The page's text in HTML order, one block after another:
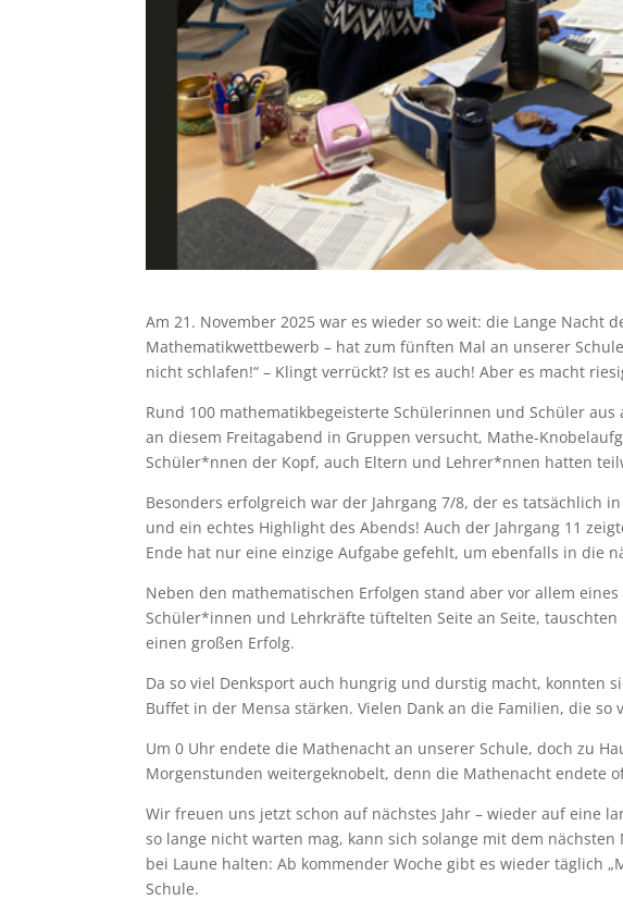
Am 21. November 2025 war es wieder so weit: die Lange Nacht
Mathematikwettbewerb – hat zum fünften Mal an unserer
nicht schlafen!“ – Klingt verrückt? Ist es auch! Aber es macht
Rund 100 mathematikbegeisterte Schülerinnen und Schüler
an diesem Freitagabend in Gruppen versucht, Mathe-
Schüler*nnen der Kopf, auch Eltern und Lehrer*nnen hatten
Besonders erfolgreich war der Jahrgang 7/8, der es tatsächlich
und ein echtes Highlight des Abends! Auch der Jahrgang 11
Ende hat nur eine einzige Aufgabe gefehlt, um ebenfalls in die
Neben den mathematischen Erfolgen stand aber vor allem
Schüler*innen und Lehrkräfte tüftelten Seite an Seite,
einen großen Erfolg.
Da so viel Denksport auch hungrig und durstig macht, konnten
Buffet in der Mensa stärken. Vielen Dank an die Familien, die so
Um 0 Uhr endete die Mathenacht an unserer Schule, doch zu
Morgenstunden weitergeknobelt, denn die Mathenacht endete
Wir freuen uns jetzt schon auf nächstes Jahr – wieder auf eine
so lange nicht warten mag, kann sich solange mit dem
bei Laune halten: Ab kommender Woche gibt es wieder täglich
Schule.